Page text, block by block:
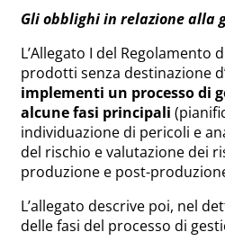
Gli obblighi in relazione alla
L’Allegato I del
prodotti senza destinazione
implementi un processo di
alcune fasi principali
individuazione di pericoli e
del rischio e valutazione dei
produzione e post-
L’allegato descrive poi, nel
delle fasi del processo di